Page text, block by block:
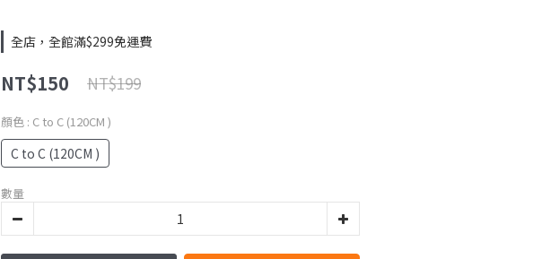
全店，全館滿$299免運費
NT$150 NT$199
顏色 : C to C (120CM )
C to C (120CM )
數量